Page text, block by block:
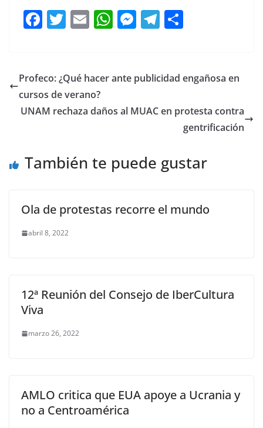
F
e
b
o
T
er
E
l
W
s
p
M
e
g
T
gr
m
p
tir
Profeco: ¿Qué hacer ante publicidad engañosa en
cursos de verano?
UNAM rechaza daños al MUAC en protesta contra
gentrificación
También te puede gustar
Ola de protestas recorre el mundo
abril 8, 2022
12ª Reunión del Consejo de IberCultura
Viva
marzo 26, 2022
AMLO critica que EUA apoye a Ucrania y
no a Centroamérica